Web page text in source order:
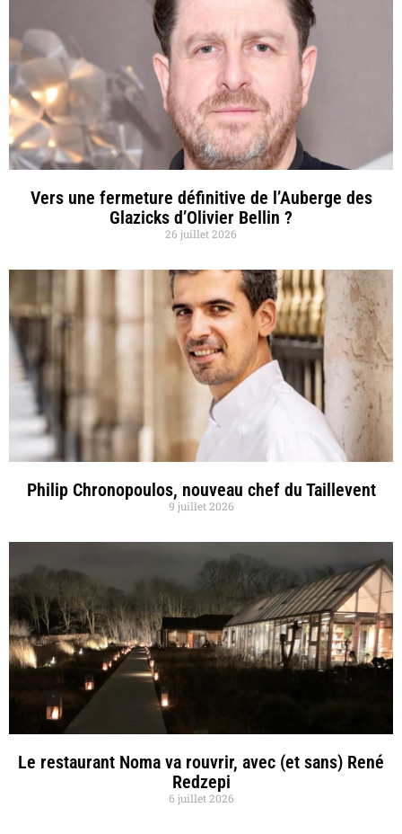
Vers une fermeture définitive de l’Auberge des
Glazicks d’Olivier Bellin ?
26 juillet 2026
Philip Chronopoulos, nouveau chef du Taillevent
9 juillet 2026
Le restaurant Noma va rouvrir, avec (et sans) René
Redzepi
6 juillet 2026